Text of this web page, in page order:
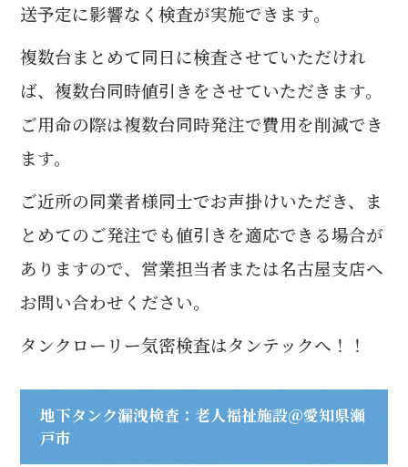
送予定に影響なく検査が実施できます。
複数台まとめて同日に検査させていただけれ
ば、複数台同時値引きをさせていただきます。
ご用命の際は複数台同時発注で費用を削減でき
ます。
ご近所の同業者様同士でお声掛けいただき、ま
とめてのご発注でも値引きを適応できる場合が
ありますので、営業担当者または名古屋支店へ
お問い合わせください。
タンクローリー気密検査はタンテックへ！！
地下タンク漏洩検査：老人福祉施設＠愛知県瀬
戸市